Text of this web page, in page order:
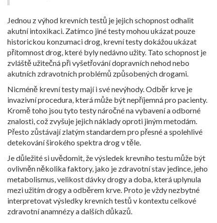
Jednou z výhod krevních testů je jejich schopnost odhalit
akutní intoxikaci. Zatímco jiné testy mohou ukázat pouze
historickou konzumaci drog, krevní testy dokážou ukázat
přítomnost drog, které byly nedávno užity. Tato schopnost je
zvláště užitečná při vyšetřování dopravních nehod nebo
akutních zdravotních problémů způsobených drogami.
Nicméně krevní testy mají i své nevýhody. Odběr krve je
invazivní procedura, která může být nepříjemná pro pacienty.
Kromě toho jsou tyto testy náročné na vybavení a odborné
znalosti, což zvyšuje jejich náklady oproti jiným metodám.
Přesto zůstávají zlatým standardem pro přesné a spolehlivé
detekování širokého spektra drog v těle.
Je důležité si uvědomit, že výsledek krevního testu může být
ovlivněn několika faktory, jako je zdravotní stav jedince, jeho
metabolismus, velikost dávky drogy a doba, která uplynula
mezi užitím drogy a odběrem krve. Proto je vždy nezbytné
interpretovat výsledky krevních testů v kontextu celkové
zdravotní anamnézy a dalších důkazů.